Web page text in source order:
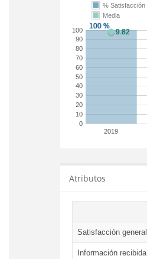
2019
0
10
20
30
40
50
60
70
80
90
100
% Satisfacción
Media
Atributos
Satisfacción general
Información recibida